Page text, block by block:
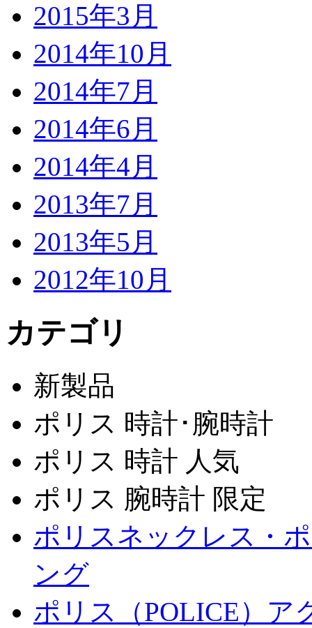
2015年3月
2014年10月
2014年7月
2014年6月
2014年4月
2013年7月
2013年5月
2012年10月
カテゴリ
新製品
ポリス 時計･腕時計
ポリス 時計 人気
ポリス 腕時計 限定
ポリスネックレス・
ング
ポリス（POLICE）ア